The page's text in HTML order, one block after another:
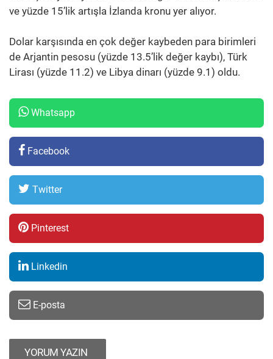
ve yüzde 15’lik artışla İzlanda kronu yer alıyor.
Dolar karşısında en çok değer kaybeden para birimleri
de Arjantin pesosu (yüzde 13.5’lik değer kaybı), Türk
Lirası (yüzde 11.2) ve Libya dinarı (yüzde 9.1) oldu.
Whatsapp
Facebook
Twitter
Pinterest
Linkedin
E-posta
YORUM YAZIN